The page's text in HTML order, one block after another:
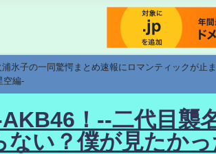
氷子の一同驚愕まとめ速報にロマンティックが
空編-
！--二代目襲
ない？僕が見たか